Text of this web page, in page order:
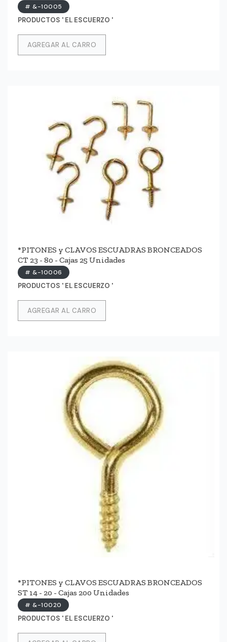
# &-10005
PRODUCTOS ' EL ESCUERZO '
AGREGAR AL CARRO
*PITONES y CLAVOS ESCUADRAS BRONCEADOS
CT 23 - 80 - Cajas 25 Unidades
# &-10006
PRODUCTOS ' EL ESCUERZO '
AGREGAR AL CARRO
*PITONES y CLAVOS ESCUADRAS BRONCEADOS
ST 14 - 20 - Cajas 200 Unidades
# &-10020
PRODUCTOS ' EL ESCUERZO '